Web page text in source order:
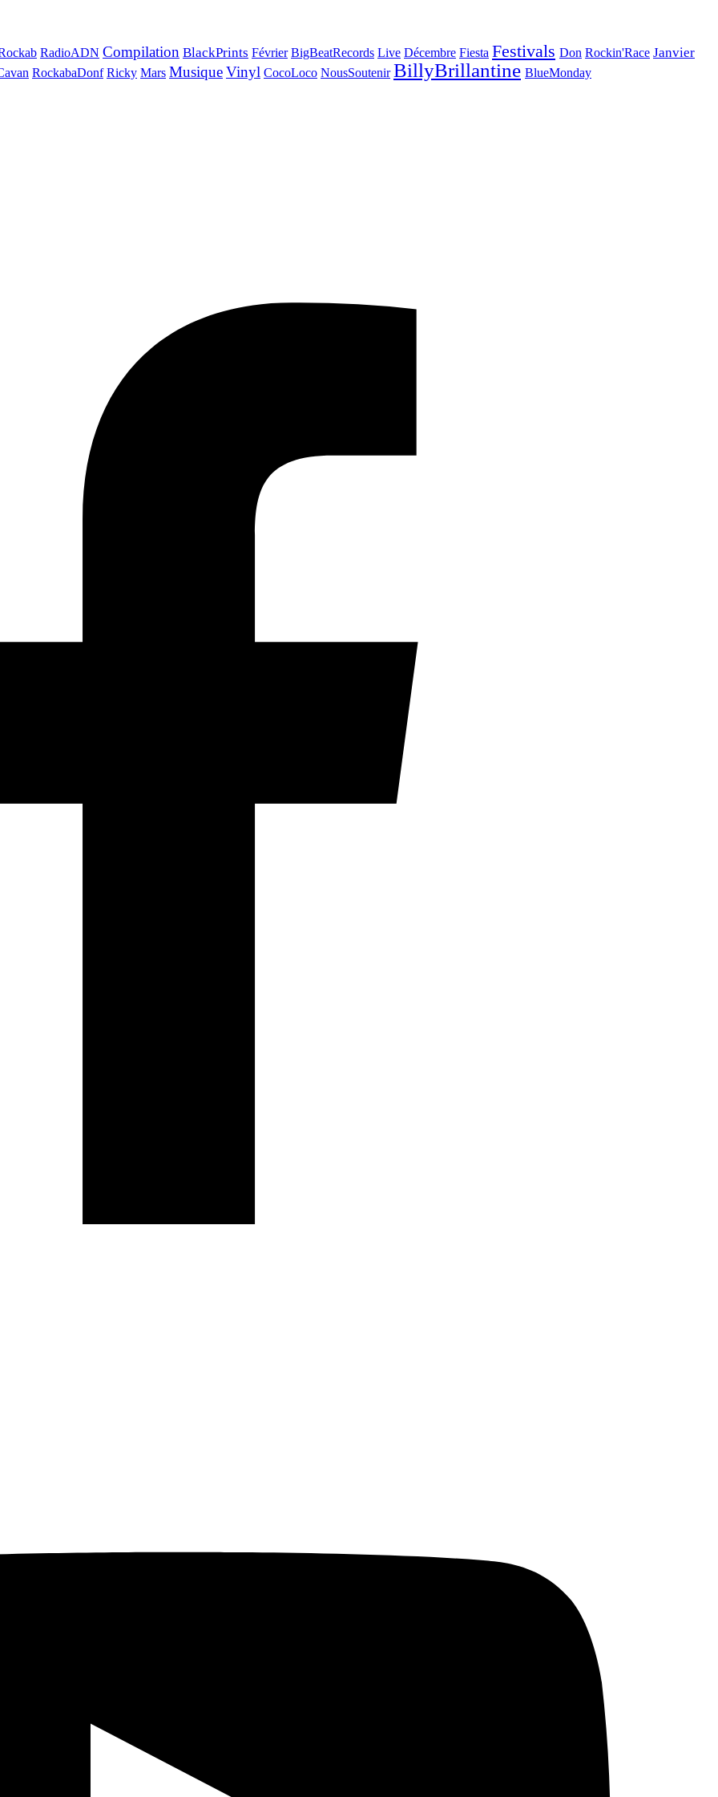
RadioADN Compilation BlackPrints Février BigBeatRecords Live Décembre Fiesta Festivals Don Rockin'Race Janvier
RockabaDonf Ricky Mars MusiqueVinyl CocoLoco NousSoutenir BillyBrillantine BlueMonday